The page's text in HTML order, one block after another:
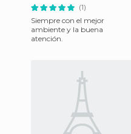
(1)
Siempre con el mejor
ambiente y la buena
atención.